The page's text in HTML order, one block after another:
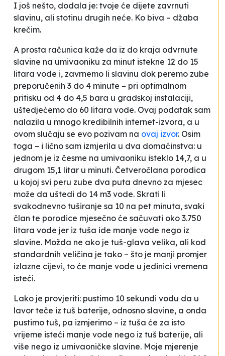
I još nešto, dodala je: tvoje će dijete zavrnuti
slavinu, ali stotinu drugih neće. Ko biva – džaba
krečim.
A prosta računica kaže da iz do kraja odvrnute
slavine na umivaoniku za minut istekne 12 do 15
litara vode i, zavrnemo li slavinu dok peremo zube
preporučenih 3 do 4 minute – pri optimalnom
pritisku od 4 do 4,5 bara u gradskoj instalaciji,
uštedjećemo do 60 litara vode. Ovaj podatak sam
nalazila u mnogo kredibilnih internet-izvora, a u
ovom slučaju se evo pozivam na ovaj izvor. Osim
toga – i lično sam izmjerila u dva domaćinstva: u
jednom je iz česme na umivaoniku isteklo 14,7, a u
drugom 15,1 litar u minuti. Četveročlana porodica
u kojoj svi peru zube dva puta dnevno za mjesec
može da uštedi do 14 m3 vode. Skrati li
svakodnevno tuširanje sa 10 na pet minuta, svaki
član te porodice mjesečno će sačuvati oko 3.750
litara vode jer iz tuša ide manje vode nego iz
slavine. Možda ne ako je tuš-glava velika, ali kod
standardnih veličina je tako – što je manji promjer
izlazne cijevi, to će manje vode u jedinici vremena
isteći.
Lako je provjeriti: pustimo 10 sekundi vodu da u
lavor teče iz tuš baterije, odnosno slavine, a onda
pustimo tuš, pa izmjerimo – iz tuša će za isto
vrijeme isteći manje vode nego iz tuš baterije, ali
više nego iz umivaoničke slavine. Moje mjerenje